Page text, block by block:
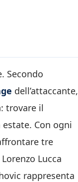
Secondo
dell’attaccante,
trovare il
Con ogni
tre
Lucca
rappresenta